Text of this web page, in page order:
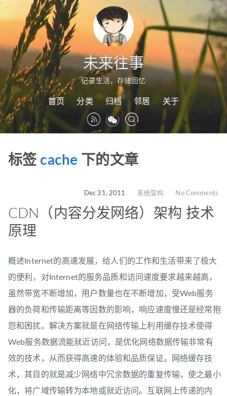
未来往事
记录生活，存储回忆
首页 分类 归档 邻居 关于
标签 cache 下的文章
Dec 31, 2011 系统架构 No Comments
CDN（内容分发网络）架构 技术
原理
概述Internet的高速发展，给人们的工作和生活带来了极大
的便利，对Internet的服务品质和访问速度要求越来越高，
虽然带宽不断增加，用户数量也在不断增加，受Web服务
器的负荷和传输距离等因数的影响，响应速度慢还是经常抱
怨和困扰。解决方案就是在网络传输上利用缓存技术使得
Web服务数据流能就近访问，是优化网络数据传输非常有
效的技术，从而获得高速的体验和品质保证。网络缓存技
术，其目的就是减少网络中冗余数据的重复传输，使之最小
化，将广域传输转为本地或就近访问。互联网上传递的内